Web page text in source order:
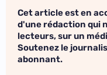
Cet article est en
d'une rédaction qui
lecteurs, sur un
Soutenez le
abonnant.